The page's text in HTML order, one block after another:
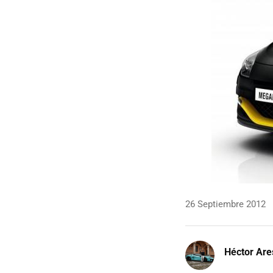
26 Septiembre 2012
Héctor